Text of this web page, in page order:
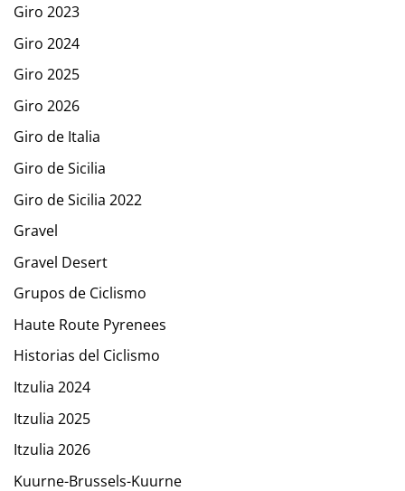
Giro 2023
Giro 2024
Giro 2025
Giro 2026
Giro de Italia
Giro de Sicilia
Giro de Sicilia 2022
Gravel
Gravel Desert
Grupos de Ciclismo
Haute Route Pyrenees
Historias del Ciclismo
Itzulia 2024
Itzulia 2025
Itzulia 2026
Kuurne-Brussels-Kuurne